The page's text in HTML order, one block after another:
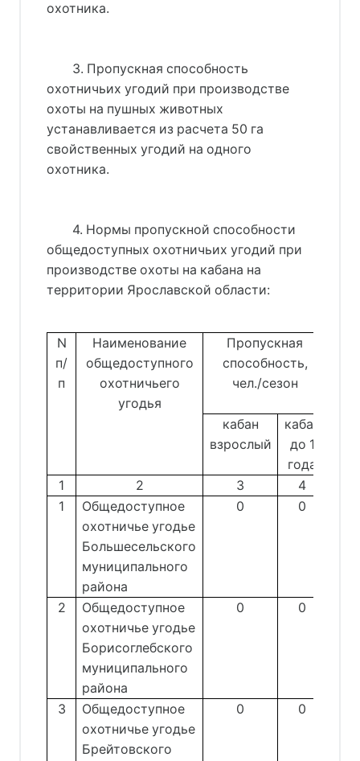
охотника.
3. Пропускная способность
охотничьих угодий при производстве
охоты на пушных животных
устанавливается из расчета 50 га
свойственных угодий на одного
охотника.
4. Нормы пропускной способности
общедоступных охотничьих угодий при
производстве охоты на кабана на
территории Ярославской области:
N
п/
п
Наименование
общедоступного
охотничьего
угодья
Пропускная
способность,
чел./сезон
кабан
взрослый
кабан
до 1
года
1
2 3
4
1
Общедоступное
охотничье угодье
Большесельского
муниципального
района
0 0
2
Общедоступное
охотничье угодье
Борисоглебского
муниципального
района
0 0
3
Общедоступное
охотничье угодье
Брейтовского
0 0